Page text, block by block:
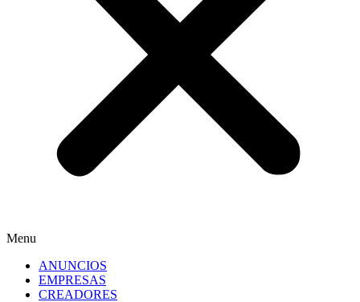
Menu
ANUNCIOS
EMPRESAS
CREADORES